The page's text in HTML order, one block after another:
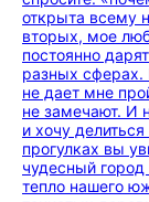
открыта всему
вторых, мое
постоянно
разных сферах.
не дает мне
не замечают. И
и хочу
прогулках вы
чудесный
тепло нашего